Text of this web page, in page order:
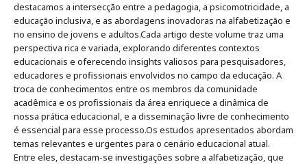
destacamos a intersecção entre a pedagogia, a psicomotricidade, a
educação inclusiva, e as abordagens inovadoras na alfabetização e
no ensino de jovens e adultos.Cada artigo deste volume traz uma
perspectiva rica e variada, explorando diferentes contextos
educacionais e oferecendo insights valiosos para pesquisadores,
educadores e profissionais envolvidos no campo da educação. A
troca de conhecimentos entre os membros da comunidade
acadêmica e os profissionais da área enriquece a dinâmica de
nossa prática educacional, e a disseminação livre de conhecimento
é essencial para esse processo.Os estudos apresentados abordam
temas relevantes e urgentes para o cenário educacional atual.
Entre eles, destacam-se investigações sobre a alfabetização, que